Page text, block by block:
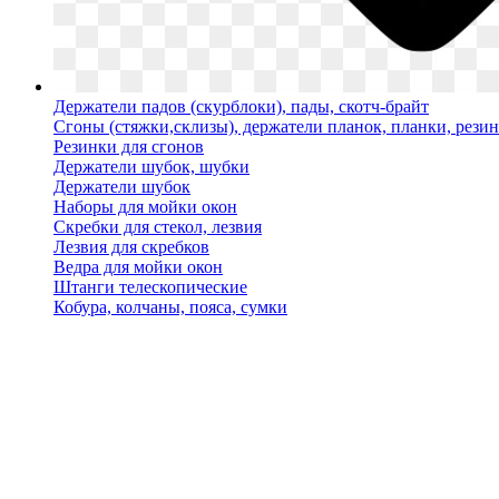
Держатели падов (скурблоки), пады, скотч-брайт
Сгоны (стяжки,склизы), держатели планок, планки,
Резинки для сгонов
Держатели шубок, шубки
Держатели шубок
Наборы для мойки окон
Скребки для стекол, лезвия
Лезвия для скребков
Ведра для мойки окон
Штанги телескопические
Кобура, колчаны, пояса, сумки